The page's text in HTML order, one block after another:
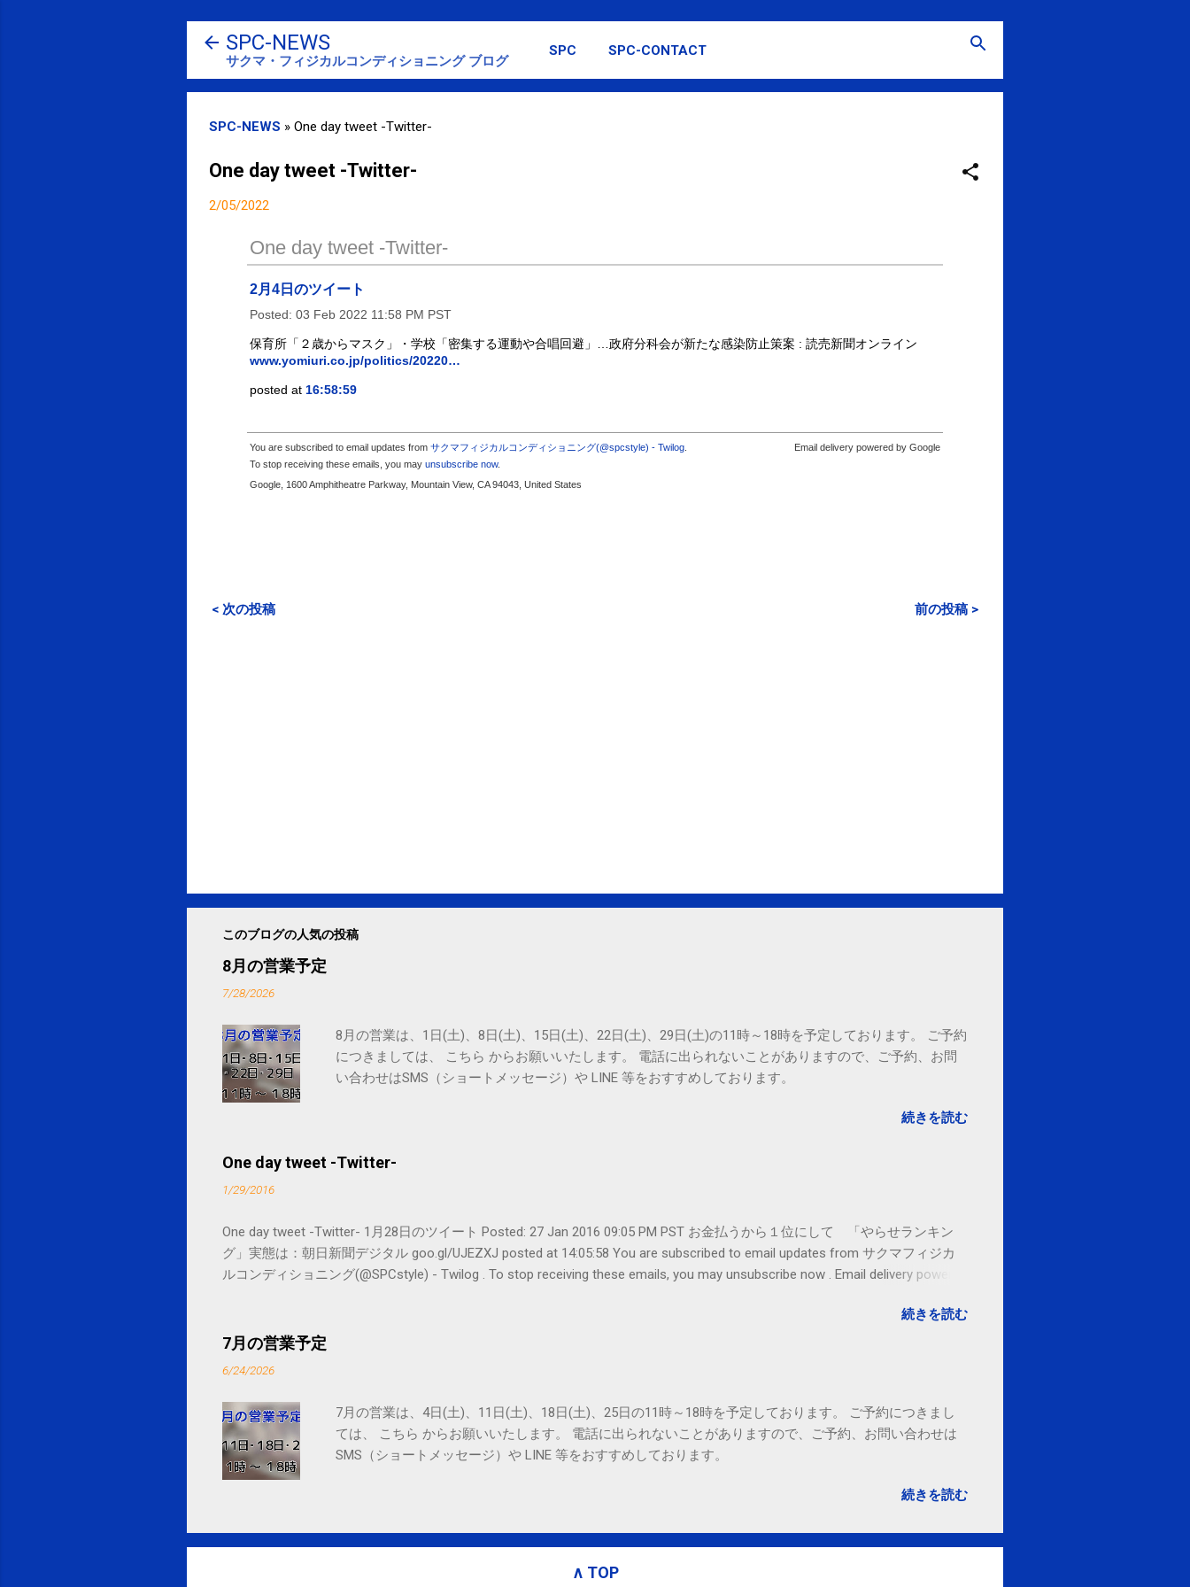
スキップしてメイン コンテンツに移動
SPC-NEWS
サクマ・フィジカルコンディショニング ブログ
SPC SPC-CONTACT
SPC-NEWS » One day tweet -Twitter-
One day tweet -Twitter-
2/05/2022
One day tweet -Twitter-
2月4日のツイート
Posted: 03 Feb 2022 11:58 PM PST
保育所「２歳からマスク」・学校「密集する運動や合唱回避」…政府分科会が新たな感染防止策案 : 読売新聞オンライン
www.yomiuri.co.jp/politics/20220…
posted at 16:58:59
You are subscribed to email updates from サクマフィジカルコンディショニング(@spcstyle) - Twilog
To stop receiving these emails, you may unsubscribe now.
Email delivery powered by Google
Google, 1600 Amphitheatre Parkway, Mountain View, CA 94043, United States
< 次の投稿 前の投稿 >
このブログの人気の投稿
8月の営業予定
7/28/2026
8月の営業は、1日(土)、8日(土)、15日(土)、22日(土)、29日(土)の11時～18時を予定しております。 ご予約
につきましては、 こちら からお願いいたします。 電話に出られないことがありますので、ご予約、お問
い合わせはSMS（ショートメッセージ）や LINE 等をおすすめしております。
続きを読む
One day tweet -Twitter-
1/29/2016
One day tweet -Twitter- 1月28日のツイート Posted: 27 Jan 2016 09:05 PM PST お金払うから１位にして 「やらせランキン
グ」実態は：朝日新聞デジタル goo.gl/UJEZXJ posted at 14:05:58 You are subscribed to email updates from サクマフィジカ
ルコンディショニング(@SPCstyle) - Twilog . To stop receiving these emails, you may unsubscribe now . Email delivery powered
続きを読む
7月の営業予定
6/24/2026
7月の営業は、4日(土)、11日(土)、18日(土)、25日の11時～18時を予定しております。 ご予約につきまし
ては、 こちら からお願いいたします。 電話に出られないことがありますので、ご予約、お問い合わせは
SMS（ショートメッセージ）や LINE 等をおすすめしております。
続きを読む
∧ TOP